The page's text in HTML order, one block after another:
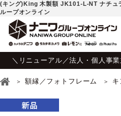
(キング)King 木製額 JK101-L-NT ナチュ
ループオンライン
＼リニューアル／法人・個人事
額縁／フォトフレーム キ